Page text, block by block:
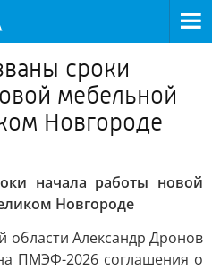
сроки
мебельной
Новгороде
начала работы новой
Новгороде
области Александр Дронов
ПМЭФ-2026 соглашения о